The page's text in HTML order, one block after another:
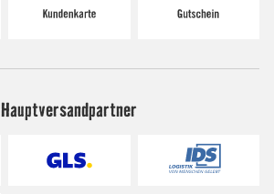
Hauptversandpartner